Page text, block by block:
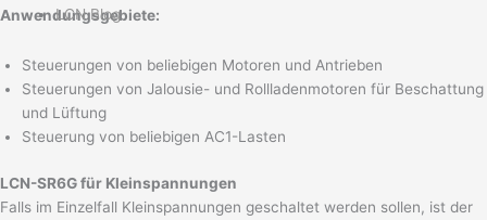
LCN Blog
Anwendungsgebiete:
Steuerungen von beliebigen Motoren und Antrieben
Steuerungen von Jalousie- und Rollladenmotoren für Beschattung
und Lüftung
Steuerung von beliebigen AC1-Lasten
LCN-SR6G für Kleinspannungen
Falls im Einzelfall Kleinspannungen geschaltet werden sollen, ist der